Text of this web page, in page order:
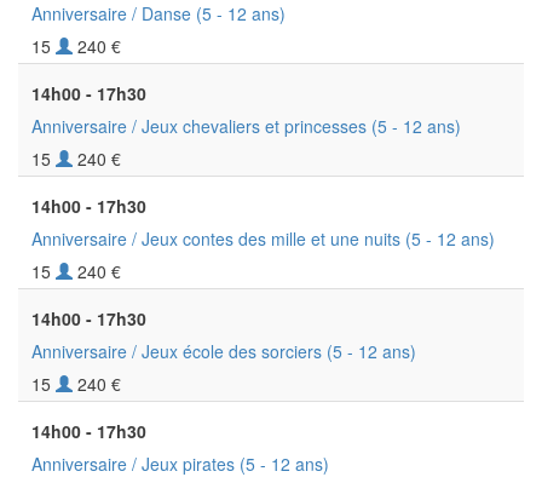
Anniversaire / Danse (5 - 12 ans)
15
240 €
14h00 - 17h30
Anniversaire / Jeux chevaliers et princesses (5 - 12 ans)
15
240 €
14h00 - 17h30
Anniversaire / Jeux contes des mille et une nuits (5 - 12 ans)
15
240 €
14h00 - 17h30
Anniversaire / Jeux école des sorciers (5 - 12 ans)
15
240 €
14h00 - 17h30
Anniversaire / Jeux pirates (5 - 12 ans)